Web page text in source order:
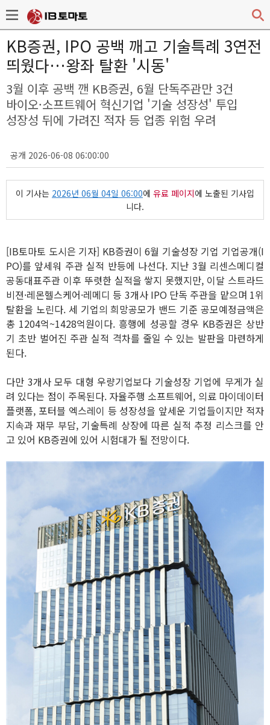
KB증권, IPO 공백 깨고 기술특례 3연전
띄웠다…왕좌 탈환 '시동'
3월 이후 공백 깬 KB증권, 6월 단독주관만 3건
바이오·소프트웨어 혁신기업 '기술 성장성' 투입
성장성 뒤에 가려진 적자 등 업종 위험 우려
공개 2026-06-08 06:00:00
이 기사는 2026년 06월 04일 06:00에 유료 페이지에 노출된 기사입
니다.
[IB토마토 도시은 기자] KB증권이 6월 기술성장 기업 기업공개(I
PO)를 앞세워 주관 실적 반등에 나선다. 지난 3월 리센스메디컬
공동대표주관 이후 뚜렷한 실적을 쌓지 못했지만, 이달 스트라드
비젼·레몬헬스케어·레메디 등 3개사 IPO 단독 주관을 맡으며 1위
탈환을 노린다. 세 기업의 희망공모가 밴드 기준 공모예정금액은
총 1204억~1428억원이다. 흥행에 성공할 경우 KB증권은 상반
기 초반 벌어진 주관 실적 격차를 줄일 수 있는 발판을 마련하게
된다.
다만 3개사 모두 대형 우량기업보다 기술성장 기업에 무게가 실
려 있다는 점이 주목된다. 자율주행 소프트웨어, 의료 마이데이터
플랫폼, 포터블 엑스레이 등 성장성을 앞세운 기업들이지만 적자
지속과 재무 부담, 기술특례 상장에 따른 실적 추정 리스크를 안
고 있어 KB증권에 있어 시험대가 될 전망이다.